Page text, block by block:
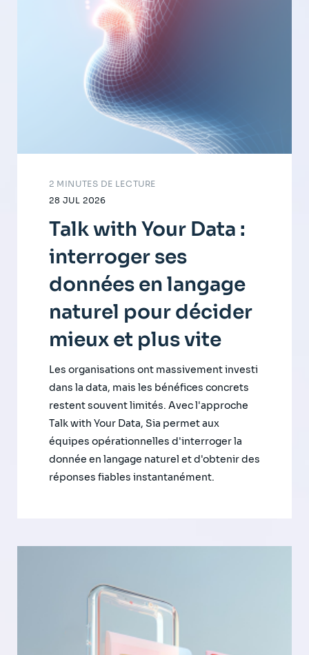
28 JUL 2026
2 MINUTES DE LECTURE
Talk with Your Data :
interroger ses
données en langage
naturel pour décider
mieux et plus vite
Les organisations ont massivement investi
dans la data, mais les bénéfices concrets
restent souvent limités. Avec l'approche
Talk with Your Data, Sia permet aux
équipes opérationnelles d'interroger la
donnée en langage naturel et d'obtenir des
réponses fiables instantanément.